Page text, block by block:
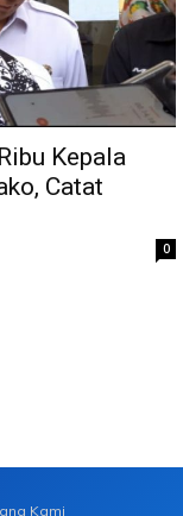
Kepala
Catat
0
Kami